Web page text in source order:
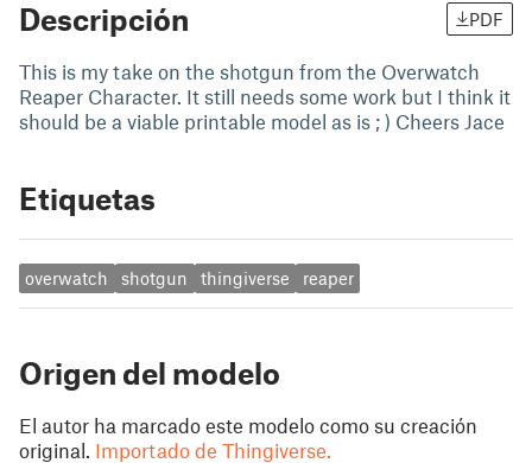
Descripción PDF
This is my take on the shotgun from the Overwatch
Reaper Character. It still needs some work but I think it
should be a viable printable model as is ; ) Cheers Jace
Etiquetas
overwatch shotgun thingiverse reaper
Origen del modelo
El autor ha marcado este modelo como su creación
original. Importado de Thingiverse.